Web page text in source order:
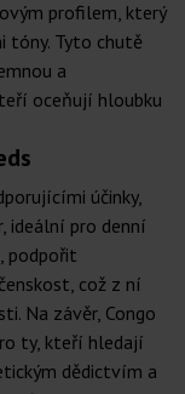
profilem, který
tóny. Tyto chutě
a
oceňují hloubku
účinky,
ideální pro denní
podpořit
což z ní
Na závěr, Congo
ty, kteří hledají
dědictvím a